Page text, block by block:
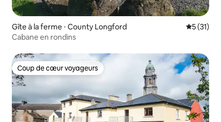
Gîte à la ferme ⋅ County Longford
5 (31)
Cabane en rondins
Coup de cœur voyageurs
Coup de cœur voyageurs